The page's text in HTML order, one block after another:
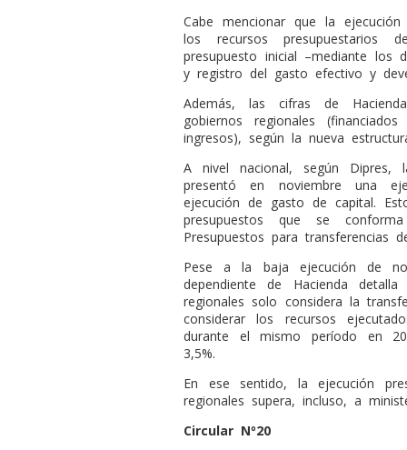
Cabe mencionar que la
los recursos presupuestarios
presupuesto inicial –mediante los
y registro del gasto efectivo y
Además, las cifras de
gobiernos regionales
ingresos), según la nueva
A nivel nacional, según Dipres,
presentó en noviembre una
ejecución de gasto de capital.
presupuestos que se
Presupuestos para transferencias
Pese a la baja ejecución de
dependiente de Hacienda
regionales solo considera la
considerar los recursos
durante el mismo período en
3,5%.
En ese sentido, la ejecución
regionales supera, incluso, a
Circular Nº20